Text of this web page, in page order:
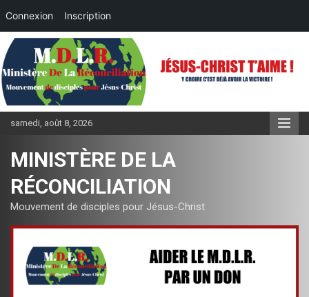
Connexion Inscription
Aller
au
contenu
samedi, août 8, 2026
MINISTÈRE DE LA
RÉCONCILIATION
Mouvement de disciples pour Jésus-Christ